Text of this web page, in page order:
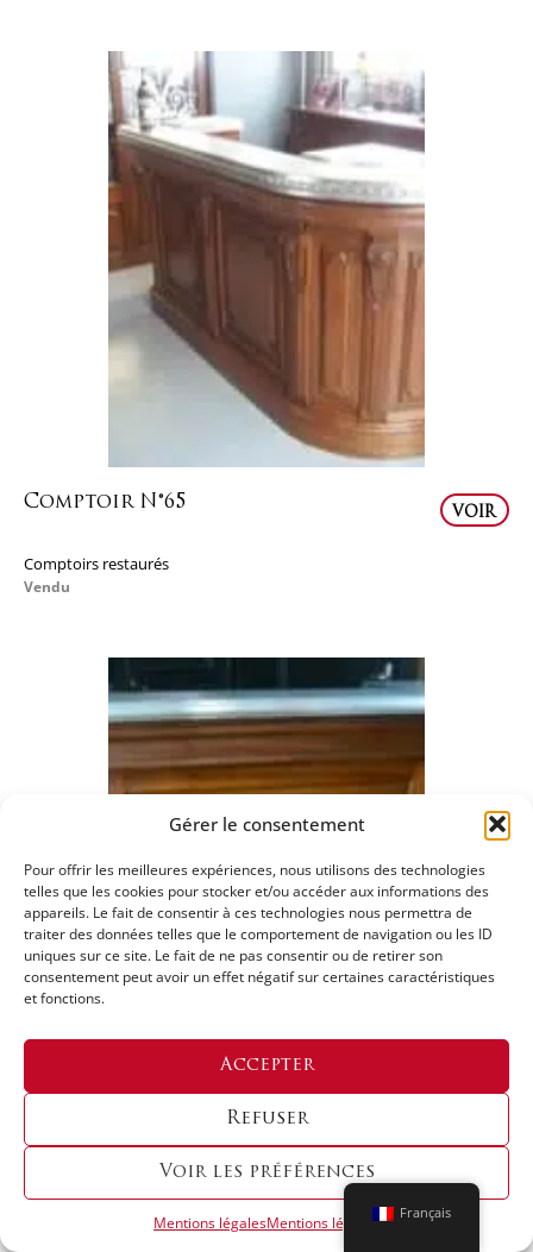
Gérer le consentement
Pour offrir les meilleures expériences, nous utilisons des technologies
telles que les cookies pour stocker et/ou accéder aux informations des
appareils. Le fait de consentir à ces technologies nous permettra de
traiter des données telles que le comportement de navigation ou les ID
uniques sur ce site. Le fait de ne pas consentir ou de retirer son
consentement peut avoir un effet négatif sur certaines caractéristiques
et fonctions.
Accepter
Refuser
Voir les préférences
Mentions légalesMentions légales
Comptoir N°65
VOIR
Comptoirs restaurés
Vendu
Comptoirs restaurés
Vendu
Français